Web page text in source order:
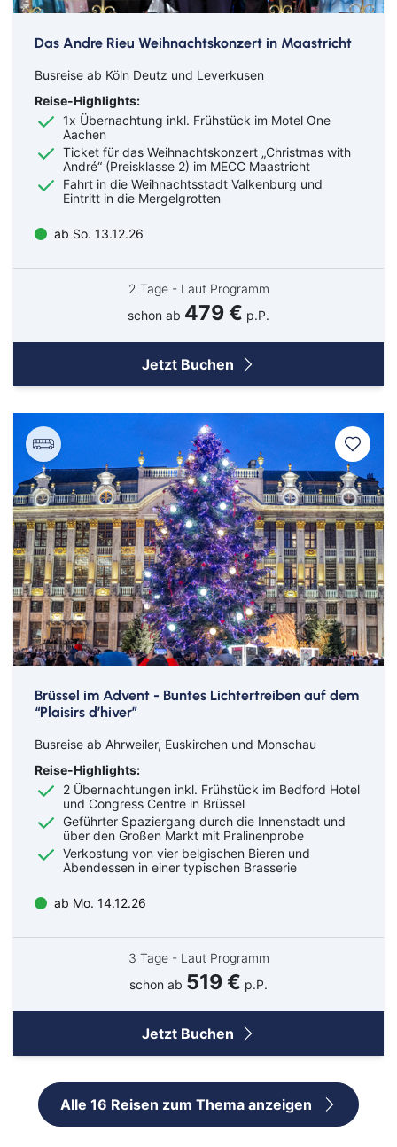
Das Andre Rieu Weihnachtskonzert in Maastricht
Busreise ab Köln Deutz und Leverkusen
Reise-Highlights:
1x Übernachtung inkl. Frühstück im Motel One
Aachen
Ticket für das Weihnachtskonzert „Christmas with
André“ (Preisklasse 2) im MECC Maastricht
Fahrt in die Weihnachtsstadt Valkenburg und
Eintritt in die Mergelgrotten
ab So. 13.12.26
2 Tage - Laut Programm
schon ab 479 € p.P.
Jetzt Buchen
Brüssel im Advent - Buntes Lichtertreiben auf dem
“Plaisirs d’hiver”
Busreise ab Ahrweiler, Euskirchen und Monschau
Reise-Highlights:
2 Übernachtungen inkl. Frühstück im Bedford Hotel
und Congress Centre in Brüssel
Geführter Spaziergang durch die Innenstadt und
über den Großen Markt mit Pralinenprobe
Verkostung von vier belgischen Bieren und
Abendessen in einer typischen Brasserie
ab Mo. 14.12.26
3 Tage - Laut Programm
schon ab 519 € p.P.
Jetzt Buchen
Alle 16 Reisen zum Thema anzeigen